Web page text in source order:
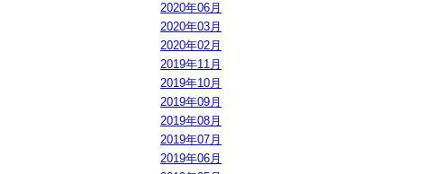
2020年06月
2020年03月
2020年02月
2019年11月
2019年10月
2019年09月
2019年08月
2019年07月
2019年06月